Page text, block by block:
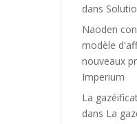
dans
Naoden
modèle
nouveaux
Imperium
La
dans La